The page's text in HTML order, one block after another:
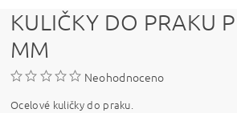
KULIČKY DO PRAKU
MM
Neohodnoceno
Ocelové kuličky do praku.